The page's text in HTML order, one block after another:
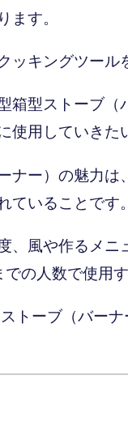
ます。
ッキングツール
箱型ストーブ
使用していきた
ナー）の魅力
ていることです。
、風や作るメ
の人数で使用
トーブ（バーナ